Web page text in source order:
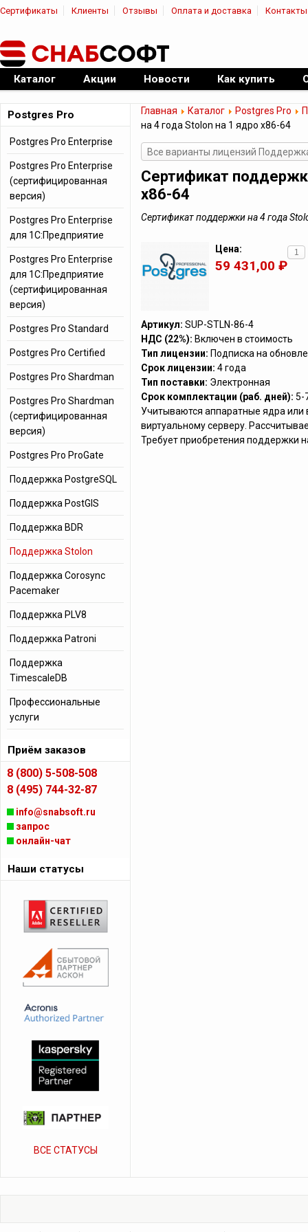
Сертификаты Клиенты Отзывы Оплата и доставка Контакты
Официальный дилер ПО
Каталог Акции Новости Как купить
Главная Каталог Postgres Pro
на 4 года Stolon на 1 ядро x86-64
Все варианты лицензий
Сертификат
x86-64
Сертификат поддержки на 4 года
Цена:
59 431,00 ₽
Артикул: SUP-STLN-86-4
НДС (22%): Включен в стоимость
Тип лицензии: Подписка на
Срок лицензии: 4 года
Тип поставки: Электронная
Срок комплектации (раб. дней): 5-
Учитываются аппаратные ядра
виртуальному серверу.
Требует приобретения поддержки
Postgres Pro
Postgres Pro Enterprise
Postgres Pro Enterprise
(сертифицированная
версия)
Postgres Pro Enterprise
для 1С:Предприятие
Postgres Pro Enterprise
для 1С:Предприятие
(сертифицированная
версия)
Postgres Pro Standard
Postgres Pro Certified
Postgres Pro Shardman
Postgres Pro Shardman
(сертифицированная
версия)
Postgres Pro ProGate
Поддержка PostgreSQL
Поддержка PostGIS
Поддержка BDR
Поддержка Stolon
Поддержка Corosync
Pacemaker
Поддержка PLV8
Поддержка Patroni
Поддержка
TimescaleDB
Профессиональные
услуги
Приём заказов
8 (800) 5-508-508
8 (495) 744-32-87
info@snabsoft.ru
запрос
онлайн-чат
Наши статусы
ВСЕ СТАТУСЫ